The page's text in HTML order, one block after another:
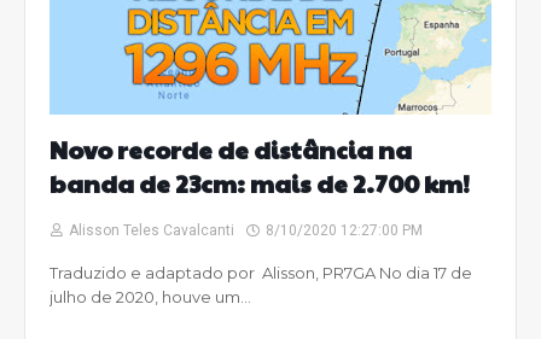
Novo recorde de distância na
banda de 23cm: mais de 2.700 km!
Alisson Teles Cavalcanti 8/10/2020 12:27:00 PM
Traduzido e adaptado por Alisson, PR7GA No dia 17 de
julho de 2020, houve um…